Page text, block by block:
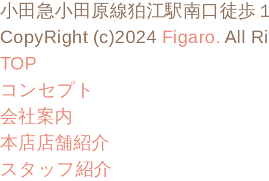
小田急小田原線狛江駅南口徒歩
CopyRight (c)2024 Figaro. All
TOP
コンセプト
会社案内
本店店舗紹介
スタッフ紹介